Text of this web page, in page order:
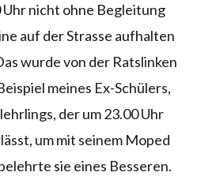
Uhr nicht ohne Begleitung
auf der Strasse aufhalten
wurde von der Ratslinken
meines Ex-Schülers,
der um 23.00 Uhr
um mit seinem Moped
sie eines Besseren.